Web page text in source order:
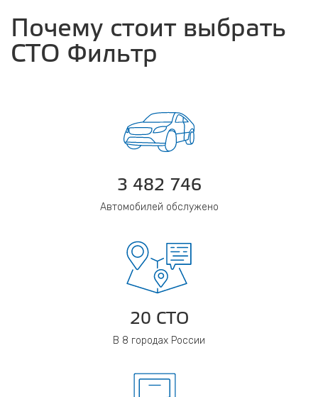
Почему стоит выбрать
СТО Фильтр
3 482 746
Автомобилей обслужено
20 СТО
В 8 городах России